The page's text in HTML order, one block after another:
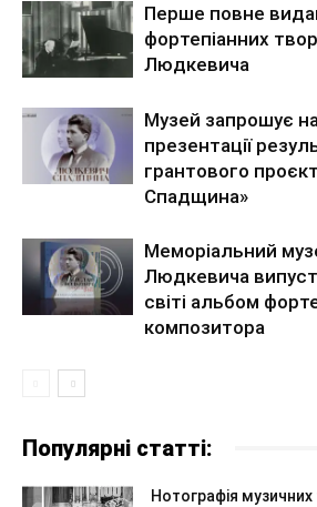
Перше повне
фортепіанних
Людкевича
Музей запрошує
презентації
грантового
Спадщина»
Меморіальний
Людкевича
світі альбом
композитора
Популярні статті:
Нотографія музичних